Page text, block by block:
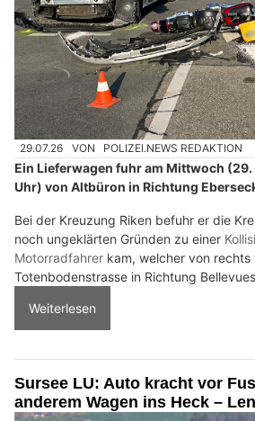
29.07.26 VON POLIZEI.NEWS REDAKTION
Ein Lieferwagen fuhr am Mittwoch
Uhr) von Altbüron in Richtung
Bei der Kreuzung Riken befuhr er die
noch ungeklärten Gründen zu einer
Motorradfahrer kam, welcher von rechts
Totenbodenstrasse in Richtung
Weiterlesen
Sursee LU: Auto kracht vor
anderem Wagen ins Heck –